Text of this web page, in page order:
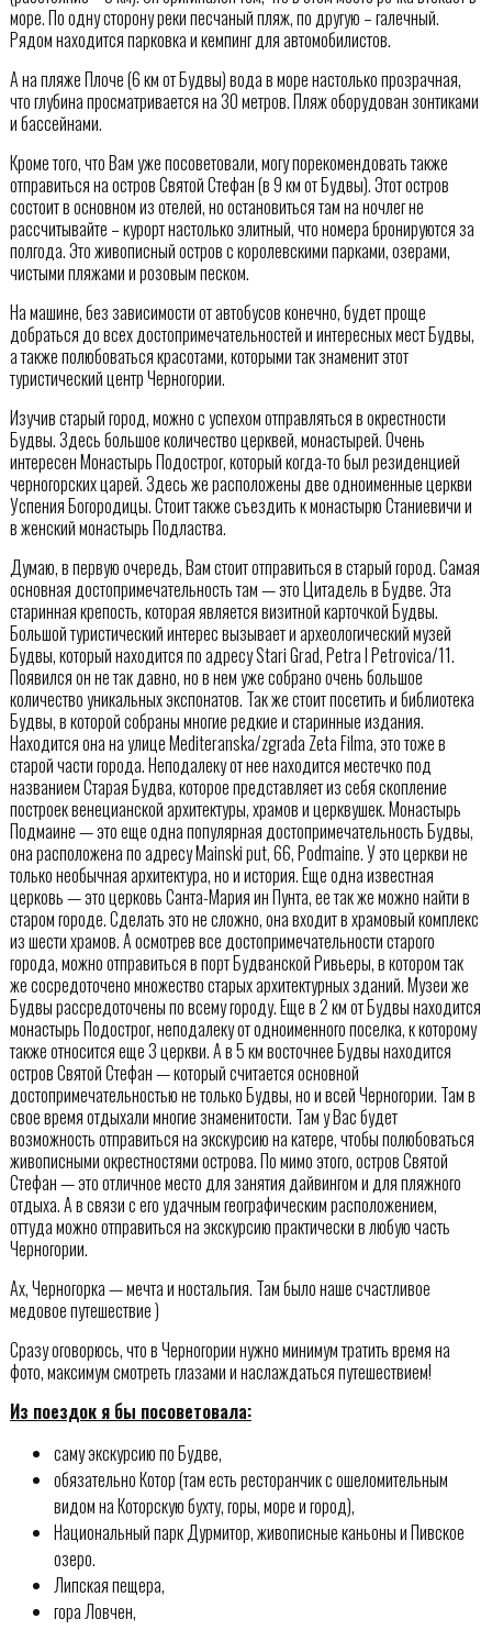
море. По одну сторону реки песчаный пляж, по другую – галечный.
Рядом находится парковка и кемпинг для автомобилистов.
А на пляже Плоче (6 км от Будвы) вода в море настолько прозрачная,
что глубина просматривается на 30 метров. Пляж оборудован зонтиками
и бассейнами.
Кроме того, что Вам уже посоветовали, могу порекомендовать также
отправиться на остров Святой Стефан (в 9 км от Будвы). Этот остров
состоит в основном из отелей, но остановиться там на ночлег не
рассчитывайте – курорт настолько элитный, что номера бронируются за
полгода. Это живописный остров с королевскими парками, озерами,
чистыми пляжами и розовым песком.
На машине, без зависимости от автобусов конечно, будет проще
добраться до всех достопримечательностей и интересных мест Будвы,
а также полюбоваться красотами, которыми так знаменит этот
туристический центр Черногории.
Изучив старый город, можно с успехом отправляться в окрестности
Будвы. Здесь большое количество церквей, монастырей. Очень
интересен Монастырь Подострог, который когда-то был резиденцией
черногорских царей. Здесь же расположены две одноименные церкви
Успения Богородицы. Стоит также съездить к монастырю Станиевичи и
в женский монастырь Подластва.
Думаю, в первую очередь, Вам стоит отправиться в старый город. Самая
основная достопримечательность там — это Цитадель в Будве. Эта
старинная крепость, которая является визитной карточкой Будвы.
Большой туристический интерес вызывает и археологический музей
Будвы, который находится по адресу Stari Grad, Petra I Petrovica/11.
Появился он не так давно, но в нем уже собрано очень большое
количество уникальных экспонатов. Так же стоит посетить и библиотека
Будвы, в которой собраны многие редкие и старинные издания.
Находится она на улице Mediteranska/zgrada Zeta Filma, это тоже в
старой части города. Неподалеку от нее находится местечко под
названием Старая Будва, которое представляет из себя скопление
построек венецианской архитектуры, храмов и церквушек. Монастырь
Подмаине — это еще одна популярная достопримечательность Будвы,
она расположена по адресу Mainski put, 66, Podmaine. У это церкви не
только необычная архитектура, но и история. Еще одна известная
церковь — это церковь Санта-Мария ин Пунта, ее так же можно найти в
старом городе. Сделать это не сложно, она входит в храмовый комплекс
из шести храмов. А осмотрев все достопримечательности старого
города, можно отправиться в порт Будванской Ривьеры, в котором так
же сосредоточено множество старых архитектурных зданий. Музеи же
Будвы рассредоточены по всему городу. Еще в 2 км от Будвы находится
монастырь Подострог, неподалеку от одноименного поселка, к которому
также относится еще 3 церкви. А в 5 км восточнее Будвы находится
остров Святой Стефан — который считается основной
достопримечательностью не только Будвы, но и всей Черногории. Там в
свое время отдыхали многие знаменитости. Там у Вас будет
возможность отправиться на экскурсию на катере, чтобы полюбоваться
живописными окрестностями острова. По мимо этого, остров Святой
Стефан — это отличное место для занятия дайвингом и для пляжного
отдыха. А в связи с его удачным географическим расположением,
оттуда можно отправиться на экскурсию практически в любую часть
Черногории.
Ах, Черногорка — мечта и ностальгия. Там было наше счастливое
медовое путешествие )
Сразу оговорюсь, что в Черногории нужно минимум тратить время на
фото, максимум смотреть глазами и наслаждаться путешествием!
Из поездок я бы посоветовала:
саму экскурсию по Будве,
обязательно Котор (там есть ресторанчик с ошеломительным
видом на Которскую бухту, горы, море и город),
Национальный парк Дурмитор, живописные каньоны и Пивское
озеро.
Липская пещера,
гора Ловчен,